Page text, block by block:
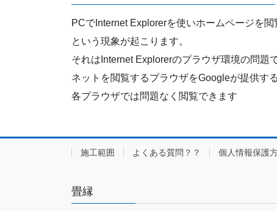
PCでInternet Explorerを使いホームページを
という現象が起こります。
それはInternet Explorerのプラウザ環境の問題
ネットを閲覧するプラウザをGoogleが提供す
各プラウザでは問題なく閲覧できます
施工範囲 よくある質問？？ 個人情報保護
畳縁